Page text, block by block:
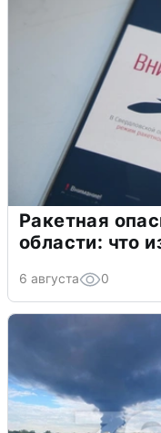
Ракетная
области: что
6 августа 0